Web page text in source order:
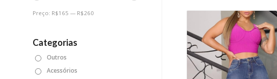
Preço: R$165 — R$260
Categorias
Outros
Acessórios